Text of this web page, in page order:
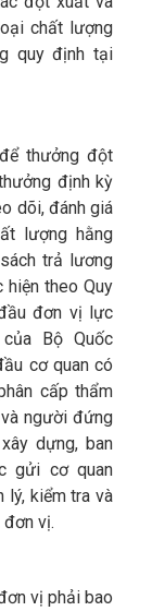
chất lượng
quy định tại
thưởng đột
định kỳ
dõi, đánh giá
lượng hằng
trả lương
theo Quy
đơn vị lực
Bộ Quốc
cơ quan có
cấp thẩm
người đứng
dựng, ban
gửi cơ quan
lý, kiểm tra và
đơn vị.
vị phải bao